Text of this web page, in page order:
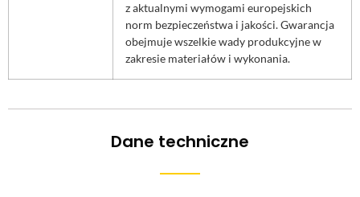
z aktualnymi wymogami europejskich
norm bezpieczeństwa i jakości. Gwarancja
obejmuje wszelkie wady produkcyjne w
zakresie materiałów i wykonania.
Dane techniczne